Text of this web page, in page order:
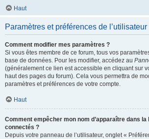
Haut
Paramètres et préférences de l’utilisateur
Comment modifier mes paramètres ?
Si vous êtes membre de ce forum, tous vos
base de données. Pour les modifier, accédez au
(généralement ce lien est accessible en cliquant sur
haut des pages du forum). Cela vous permettra de
paramètres et préférences de votre compte.
Haut
Comment empêcher mon nom d’apparaître dans
connectés ?
Depuis votre panneau de l’utilisateur, onglet «